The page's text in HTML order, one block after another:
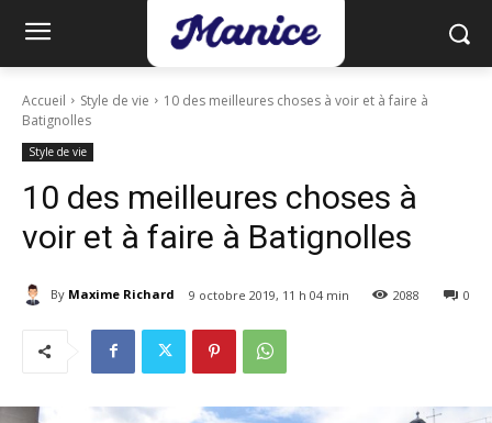
Accueil Style de vie
10 des meilleures choses à voir et à faire à
Batignolles
Style de vie
10 des meilleures choses à
voir et à faire à Batignolles
By Maxime Richard 9 octobre 2019, 11 h 04 min 0
2088